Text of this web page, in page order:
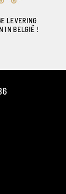
LEVERING
IN BELGIË !